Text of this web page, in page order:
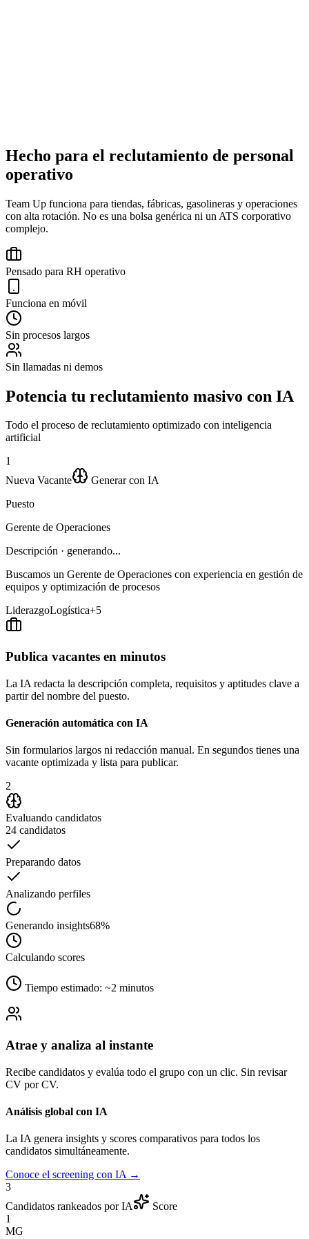
Buscar candidatos...
CandidatoEstado
García
Mendoza
Logístico
Torres
de Datos
Silva
de Planta
RRHH
María García
En proceso
Gerente de Operaciones · 8 años exp.
0AI Score
Disponibilidad geográfica100%
Análisis IA
liderazgo probado y alineación salarial dentro del rango.
Deep InsightsBETA
Patrones detectados
Hecho para el reclutamiento de personal
operativo
Team Up funciona para tiendas, fábricas, gasolineras y operaciones
con alta rotación. No es una bolsa genérica ni un ATS corporativo
complejo.
Pensado para RH operativo
Funciona en móvil
Sin procesos largos
Sin llamadas ni demos
Potencia tu reclutamiento masivo con IA
Todo el proceso de reclutamiento optimizado con inteligencia
artificial
1
Nueva Vacante
Generar con IA
Puesto
Gerente de Operaciones
Descripción · generando...
Buscamos un Gerente de Operaciones con experiencia en gestión de
equipos y optimización de procesos
LiderazgoLogística+5
Publica vacantes en minutos
La IA redacta la descripción completa, requisitos y aptitudes clave a
partir del nombre del puesto.
Generación automática con IA
Sin formularios largos ni redacción manual. En segundos tienes una
vacante optimizada y lista para publicar.
2
Evaluando candidatos
24 candidatos
Preparando datos
Analizando perfiles
Generando insights68%
Calculando scores
Tiempo estimado: ~2 minutos
Atrae y analiza al instante
Recibe candidatos y evalúa todo el grupo con un clic. Sin revisar
CV por CV.
Análisis global con IA
La IA genera insights y scores comparativos para todos los
candidatos simultáneamente.
Conoce el screening con IA →
3
Candidatos rankeados por IA
Score
1
MG